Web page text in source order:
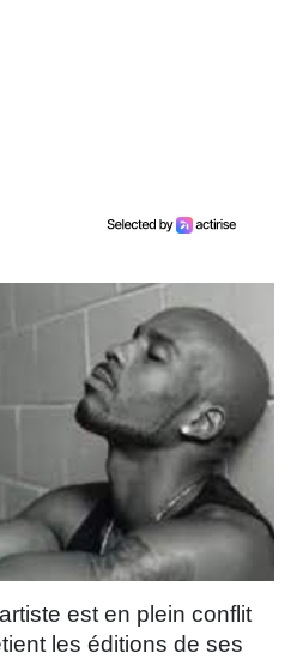
est en plein conflit
les éditions de ses